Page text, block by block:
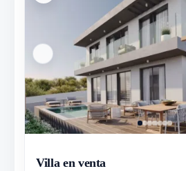
Villa en venta